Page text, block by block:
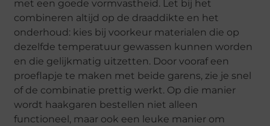
met een goede vormvastheid. Let bij het
combineren altijd op de draaddikte en het
onderhoud: kies bij voorkeur materialen die op
dezelfde temperatuur gewassen kunnen worden
en die gelijkmatig uitzetten. Door vooraf een
proeflapje te maken met beide garens, zie je snel
of de combinatie prettig werkt. Op die manier
wordt haakgaren bestellen niet alleen
functioneel, maar ook een leuke manier om